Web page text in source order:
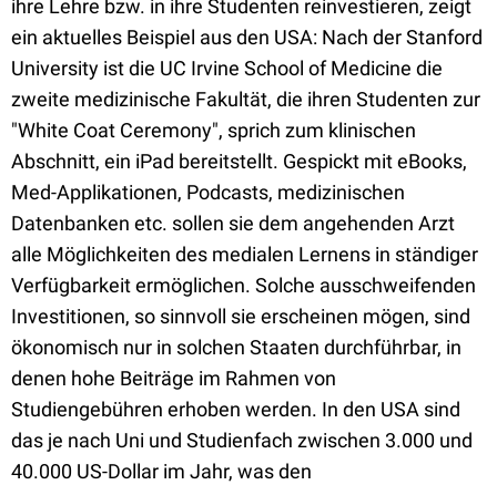
ihre Lehre bzw. in ihre Studenten reinvestieren, zeigt
ein aktuelles Beispiel aus den USA: Nach der Stanford
University ist die UC Irvine School of Medicine die
zweite medizinische Fakultät, die ihren Studenten zur
"White Coat Ceremony", sprich zum klinischen
Abschnitt, ein iPad bereitstellt. Gespickt mit eBooks,
Med-Applikationen, Podcasts, medizinischen
Datenbanken etc. sollen sie dem angehenden Arzt
alle Möglichkeiten des medialen Lernens in ständiger
Verfügbarkeit ermöglichen. Solche ausschweifenden
Investitionen, so sinnvoll sie erscheinen mögen, sind
ökonomisch nur in solchen Staaten durchführbar, in
denen hohe Beiträge im Rahmen von
Studiengebühren erhoben werden. In den USA sind
das je nach Uni und Studienfach zwischen 3.000 und
40.000 US-Dollar im Jahr, was den